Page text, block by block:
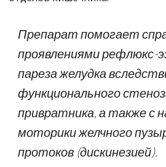
Препарат помогает
проявлениями рефлюкс-
пареза желудка
функционального
привратника, а также с
моторики желчного
протоков (дискинезией).